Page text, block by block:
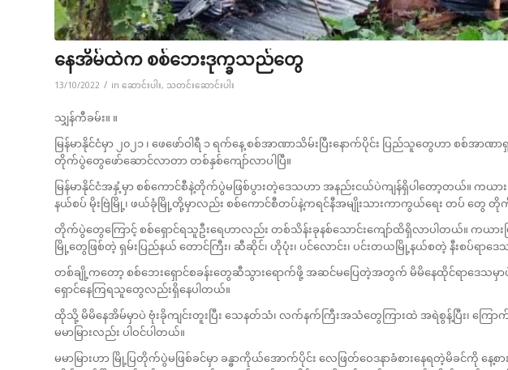
နေအိမ်ထဲက စစ်ဘေးဒုက္ခသည်တွေ
13/10/2022 / in ဆောင်းပါး, သတင်းဆောင်းပါး
သျှန်ကီခမ်း။ ။
မြန်မာနိုင်ငံမှာ ၂၀၂၁ ၊ ဖေဖော်ဝါရီ ၁ ရက်နေ့ စစ်အာဏာသိမ်းပြီးနောက်ပိုင်း ပြည်သူတွေဟာ စစ်
တိုက်ပွဲတွေဖော်ဆောင်လာတာ တစ်နှစ်ကျော်လာပါပြီ။
မြန်မာနိုင်ငံအနှံ့မှာ စစ်ကောင်စီနဲ့တိုက်ပွဲမဖြစ်ပွားတဲ့ဒေသဟာ အနည်းငယ်ပဲကျန်ရှိပါတော့တယ်။ ကယာ
နယ်စပ် မိုးဗြဲမြို့၊ ဖယ်ခုံမြို့တို့မှာလည်း စစ်ကောင်စီတပ်နဲ့ကရင်နီအမျိုးသားကာကွယ်ရေး တပ် တွေ တိုက်
တိုက်ပွဲတွေကြောင့် စစ်ရှောင်ရသူဦးရေဟာလည်း တစ်သိန်းခုနစ်သောင်းကျော်ထိရှိလာပါတယ်။ ကယားပ
မြို့တွေဖြစ်တဲ့ ရှမ်းပြည်နယ် တောင်ကြီး၊ ဆီဆိုင်၊ ဟိုပုံး၊ ပင်လောင်း၊ ပင်းတယမြို့နယ်စတဲ့ နီးစပ်ရာ
တစ်ချို့ကတော့ စစ်ဘေးရှောင်စခန်းတွေဆီသွားရောက်ဖို့ အဆင်မပြေတဲ့အတွက် မိမိနေထိုင်ရာဒေသမှာပဲ
ရှောင်နေကြရသူတွေလည်းရှိနေပါတယ်။
ထိုသို့ မိမိနေအိမ်မှာပဲ ဗုံးခိုကျင်းတူးပြီး သေနတ်သံ၊ လက်နက်ကြီးအသံတွေကြားထဲ အရဲစွန့်ပြီး၊ က
မမာမြားလည်း ပါဝင်ပါတယ်။
မမာမြားဟာ မြို့ပြတိုက်ပွဲမဖြစ်ခင်မှာ ခန္ဓာကိုယ်အောက်ပိုင်း လေဖြတ်ဝေဒနာခံစားနေရတဲ့မိခင်ကို နေ့စား